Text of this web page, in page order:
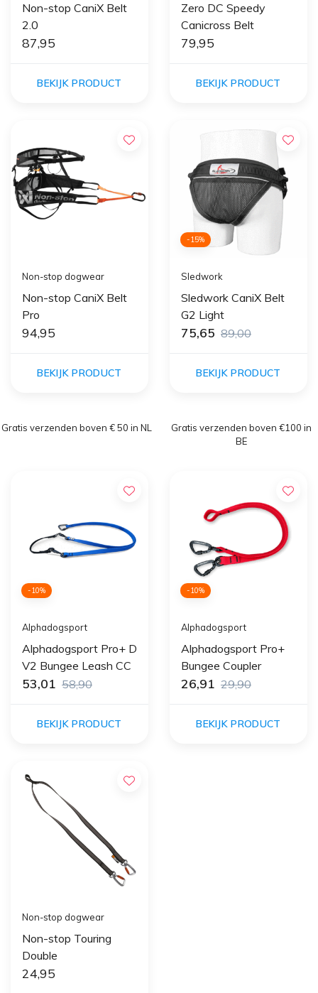
Non-stop CaniX Belt
2.0
87,95
BEKIJK PRODUCT
Zero DC Speedy
Canicross Belt
79,95
BEKIJK PRODUCT
Non-stop dogwear
Non-stop CaniX Belt
Pro
94,95
BEKIJK PRODUCT
-15%
Sledwork
Sledwork CaniX Belt
G2 Light
75,65 89,00
BEKIJK PRODUCT
Gratis verzenden boven € 50 in NL
Gratis verzenden boven €100 in
BE
-10%
Alphadogsport
Alphadogsport Pro+ D
V2 Bungee Leash CC
53,01 58,90
BEKIJK PRODUCT
-10%
Alphadogsport
Alphadogsport Pro+
Bungee Coupler
26,91 29,90
BEKIJK PRODUCT
Non-stop dogwear
Non-stop Touring
Double
24,95